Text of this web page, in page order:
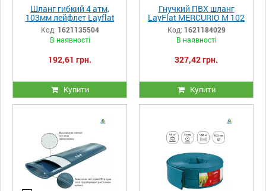
Шланг гибкий 4 атм,
103мм лейфлет Layflat
Heliflex Monoflat
Код: 1621135504
В наявності
192,61 грн.
Купити
Гнучкий ПВХ шланг
LayFlat MERCURIO M 102
мм, 7 атм
Код: 1621184029
В наявності
327,42 грн.
Купити